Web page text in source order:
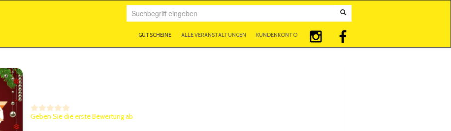
Suchbegriff eingeben
GUTSCHEINE ALLE VERANSTALTUNGEN KUNDENKONTO
Geben Sie die erste Bewertung ab